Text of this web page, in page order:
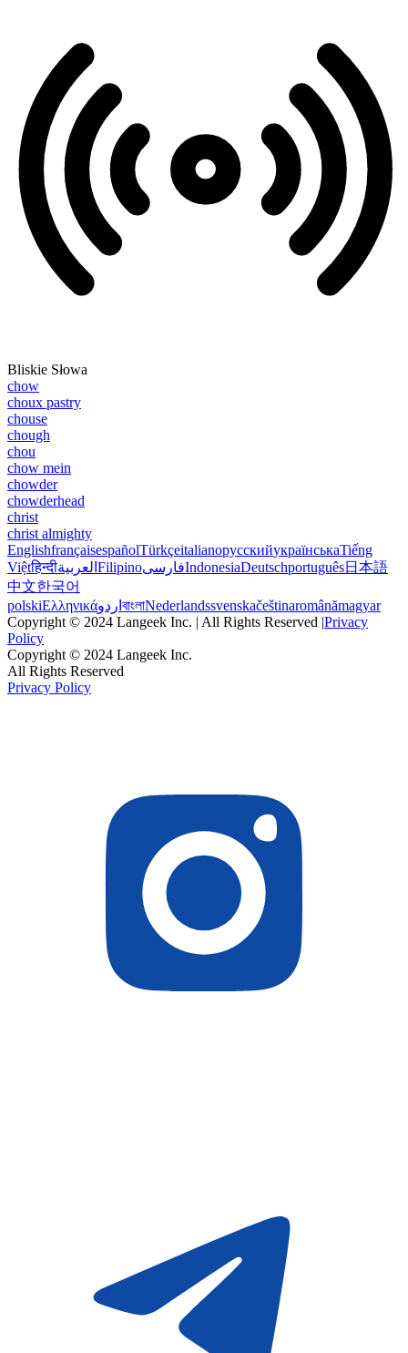
Bliskie Słowa
chow
choux pastry
chouse
chough
chou
chow mein
chowder
chowderhead
christ
christ almighty
EnglishfrançaisespañolTürkçeitalianoрусскийукраїнськаTiếng
Việtहिन्दीالعربية FilipinoفارسیIndonesiaDeutschportuguês日本語
中文한국어
polskiΕλληνικάاردو বাংলাNederlandssvenskačeštinaromânămagyar
Copyright © 2024 Langeek Inc. | All Rights Reserved |Privacy
Policy
Copyright © 2024 Langeek Inc.
All Rights Reserved
Privacy Policy